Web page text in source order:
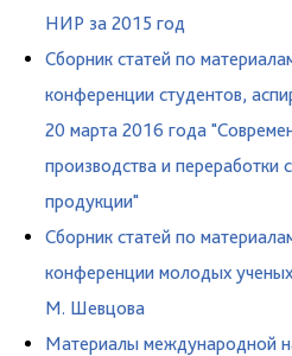
НИР за 2015 год
Сборник статей по
конференции студентов,
20 марта 2016 года
производства и переработки
продукции"
Сборник статей по
конференции молодых
М. Шевцова
Материалы международной